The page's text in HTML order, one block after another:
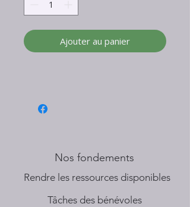
Ajouter au panier
Nos fondements
​Rendre les ressources disponibles
Tâches des bénévoles